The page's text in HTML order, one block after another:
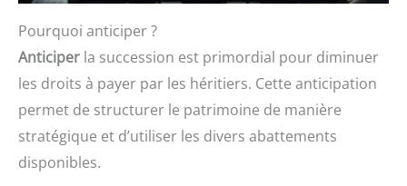
Pourquoi anticiper ?
Anticiper la succession est primordial pour diminuer
les droits à payer par les héritiers. Cette anticipation
permet de structurer le patrimoine de manière
stratégique et d’utiliser les divers abattements
disponibles.